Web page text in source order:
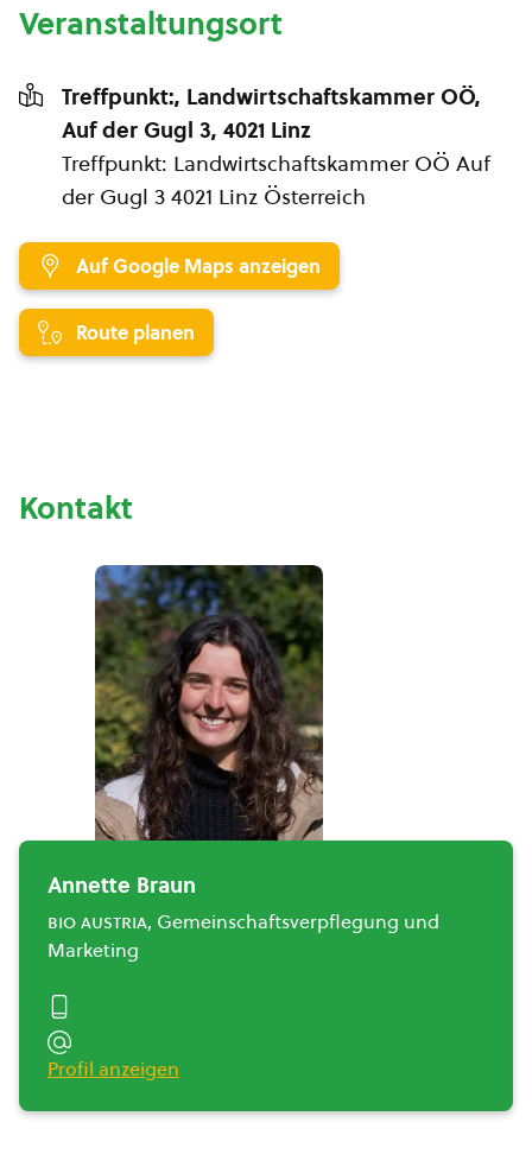
Veranstaltungsort
Treffpunkt:, Landwirtschaftskammer OÖ,
Auf der Gugl 3, 4021 Linz
Treffpunkt: Landwirtschaftskammer OÖ Auf
der Gugl 3 4021 Linz Österreich
Auf Google Maps anzeigen
Route planen
Kontakt
Annette Braun
bio austria, Gemeinschaftsverpflegung und
Marketing
Profil anzeigen